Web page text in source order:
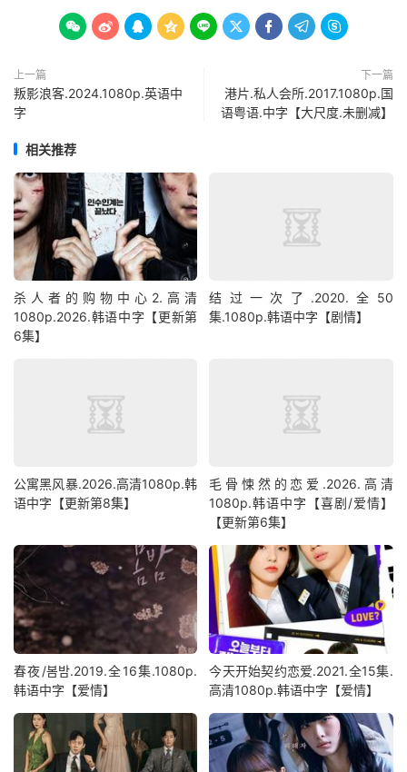
        
上一篇
叛影浪客.2024.1080p.英语中
字
下一篇
港片.私人会所.2017.1080p.国
语粤语.中字【大尺度.未删减】
相关推荐
杀人者的购物中心2.高清
1080p.2026.韩语中字【更新第
6集】
结过一次了.2020.全50
集.1080p.韩语中字【剧情】
公寓黑风暴.2026.高清1080p.韩
语中字【更新第8集】
毛骨悚然的恋爱.2026.高清
1080p.韩语中字【喜剧/爱情】
【更新第6集】
春夜/봄밤‎.2019.全16集.1080p.
韩语中字【爱情】
今天开始契约恋爱.2021.全15集.
高清1080p.韩语中字【爱情】